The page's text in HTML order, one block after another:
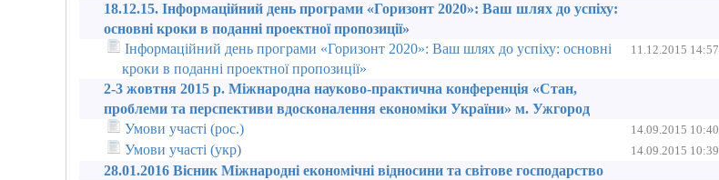
18.12.15. Інформаційний день програми «Горизонт 2020»: Ваш шлях до успіху:
основні кроки в поданні проектної пропозиції»
Інформаційний день програми «Горизонт 2020»: Ваш шлях до успіху: основні
кроки в поданні проектної пропозиції»
11.12.2015 14:57
2-3 жовтня 2015 р. Міжнародна науково-практична конференція «Стан,
проблеми та перспективи вдосконалення економіки України» м. Ужгород
Умови участі (рос.)
14.09.2015 10:40
Умови участі (укр) 14.09.2015 10:39
28.01.2016 Вісник Міжнародні економічні відносини та світове господарство